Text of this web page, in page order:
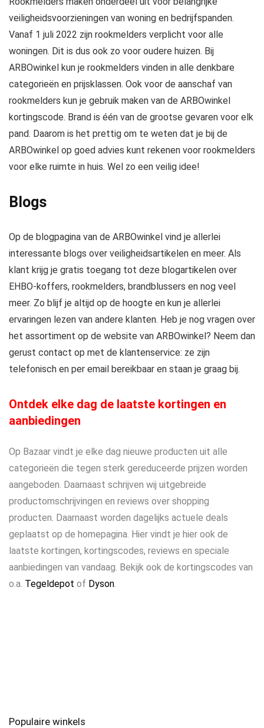
veiligheidsvoorzieningen van woning en bedrijfspanden.
Vanaf 1 juli 2022 zijn rookmelders verplicht voor alle
woningen. Dit is dus ook zo voor oudere huizen. Bij
ARBOwinkel kun je rookmelders vinden in alle denkbare
categorieën en prijsklassen. Ook voor de aanschaf van
rookmelders kun je gebruik maken van de ARBOwinkel
kortingscode. Brand is één van de grootse gevaren voor elk
pand. Daarom is het prettig om te weten dat je bij de
ARBOwinkel op goed advies kunt rekenen voor rookmelders
voor elke ruimte in huis. Wel zo een veilig idee!
Blogs
Op de blogpagina van de ARBOwinkel vind je allerlei
interessante blogs over veiligheidsartikelen en meer. Als
klant krijg je gratis toegang tot deze blogartikelen over
EHBO-koffers, rookmelders, brandblussers en nog veel
meer. Zo blijf je altijd op de hoogte en kun je allerlei
ervaringen lezen van andere klanten. Heb je nog vragen over
het assortiment op de website van ARBOwinkel? Neem dan
gerust contact op met de klantenservice: ze zijn
telefonisch en per email bereikbaar en staan je graag bij.
Ontdek elke dag de laatste kortingen en
aanbiedingen
Op Bazaar vindt je elke dag nieuwe producten uit alle
categorieën die tegen sterk gereduceerde prijzen worden
aangeboden. Daarnaast schrijven wij uitgebreide
productomschrijvingen en reviews over shopping
producten. Daarnaast worden dagelijks actuele deals
geplaatst op de homepagina. Hier vindt je hier ook de
laatste kortingen, kortingscodes, reviews en speciale
aanbiedingen van vandaag. Bekijk ook de kortingscodes van
o.a. Tegeldepot of Dyson.
Populaire winkels